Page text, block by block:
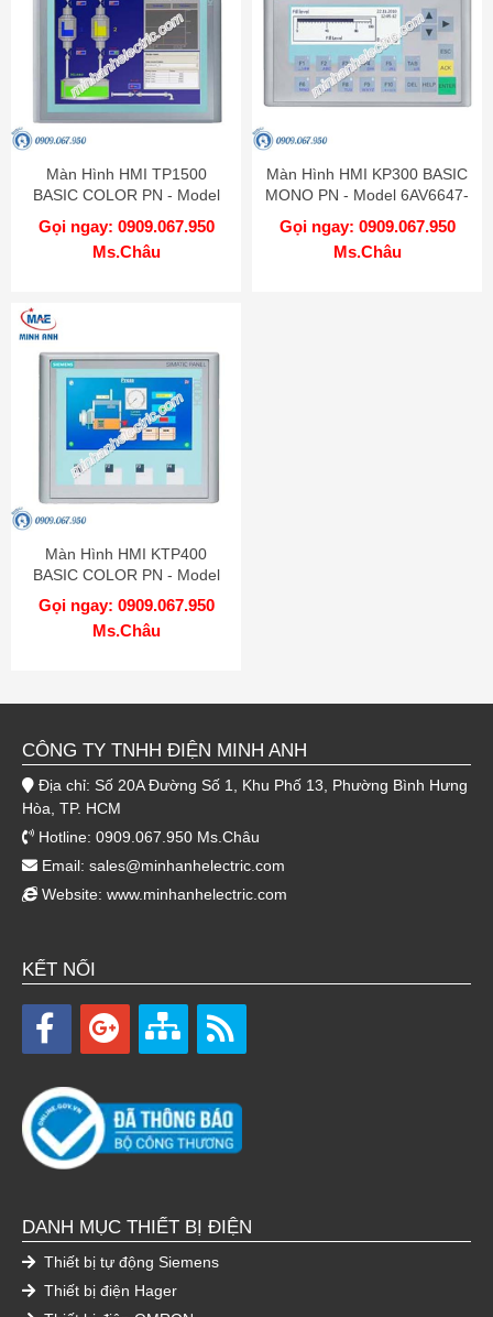
Màn Hình HMI TP1500
BASIC COLOR PN - Model
6AV6647-0AG11-3AX0
Gọi ngay: 0909.067.950
Ms.Châu
Màn Hình HMI KP300 BASIC
MONO PN - Model 6AV6647-
0AH11-3AX0
Gọi ngay: 0909.067.950
Ms.Châu
Màn Hình HMI KTP400
BASIC COLOR PN - Model
6AV6647-0AK11-3AX0
Gọi ngay: 0909.067.950
Ms.Châu
CÔNG TY TNHH ĐIỆN MINH ANH
Địa chỉ: Số 20A Đường Số 1, Khu Phố 13, Phường Bình Hưng
Hòa, TP. HCM
Hotline: 0909.067.950 Ms.Châu
Email: sales@minhanhelectric.com
Website: www.minhanhelectric.com
KẾT NỐI
DANH MỤC THIẾT BỊ ĐIỆN
Thiết bị tự động Siemens
Thiết bị điện Hager